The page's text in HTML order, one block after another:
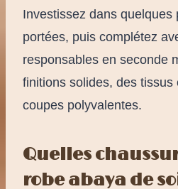
Investissez dans quelques
portées, puis complétez
responsables en seconde
finitions solides, des tissus
coupes polyvalentes.
Quelles
robe abaya de